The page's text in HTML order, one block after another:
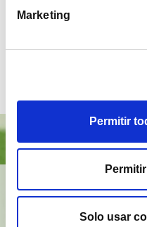
Marketing
Permitir
Solo usar
Evolución de los fondos
BrainVestor:
App gratuitaque tiene